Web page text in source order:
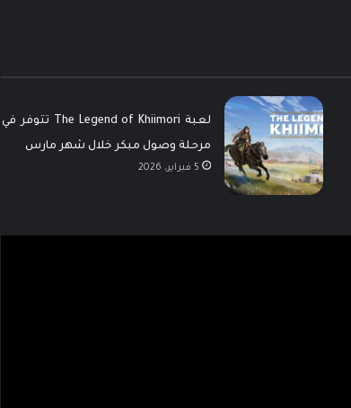
لعبة The Legend of Khiimori تتوفر في
مرحلة وصول مبكر خلال شهر مارس
5 فبراير، 2026